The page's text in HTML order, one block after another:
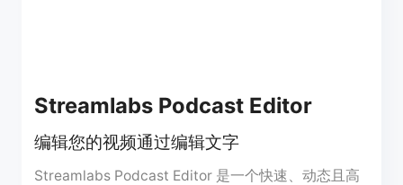
Streamlabs Podcast Editor
编辑您的视频通过编辑文字
Streamlabs Podcast Editor 是一个快速、动态且高